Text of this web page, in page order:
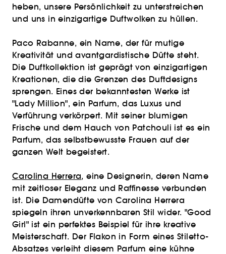
heben, unsere Persönlichkeit zu unterstreichen
und uns in einzigartige Duftwolken zu hüllen.
Paco Rabanne, ein Name, der für mutige
Kreativität und avantgardistische Düfte steht.
Die Duftkollektion ist geprägt von einzigartigen
Kreationen, die die Grenzen des Duftdesigns
sprengen. Eines der bekanntesten Werke ist
"Lady Million", ein Parfum, das Luxus und
Verführung verkörpert. Mit seiner blumigen
Frische und dem Hauch von Patchouli ist es ein
Parfum, das selbstbewusste Frauen auf der
ganzen Welt begeistert.
Carolina Herrera, eine Designerin, deren Name
mit zeitloser Eleganz und Raffinesse verbunden
ist. Die Damendüfte von Carolina Herrera
spiegeln ihren unverkennbaren Stil wider. "Good
Girl" ist ein perfektes Beispiel für ihre kreative
Meisterschaft. Der Flakon in Form eines Stiletto-
Absatzes verleiht diesem Parfum eine kühne